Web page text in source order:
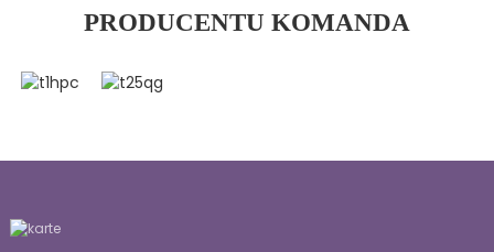
PRODUCENTU KOMANDA